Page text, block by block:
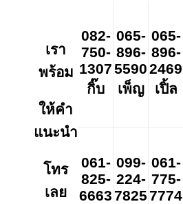
เรา
พร้อม
ให้คำ
แนะนำ
โทร
เลย
082-
750-
1307
กิ๊บ
065-
896-
5590
เพ็ญ
065-
896-
2469
เปิ้ล
061-
825-
6663
099-
224-
7825
061-
775-
7774